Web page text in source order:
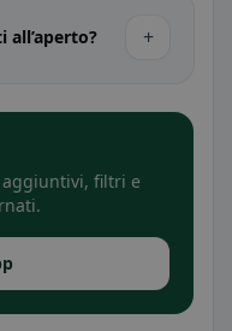
all’aperto? +
aggiuntivi, filtri e